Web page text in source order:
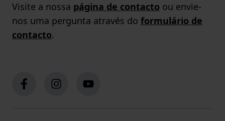
Visite a nossa página de contacto ou envie-
nos uma pergunta através do formulário de
contacto.